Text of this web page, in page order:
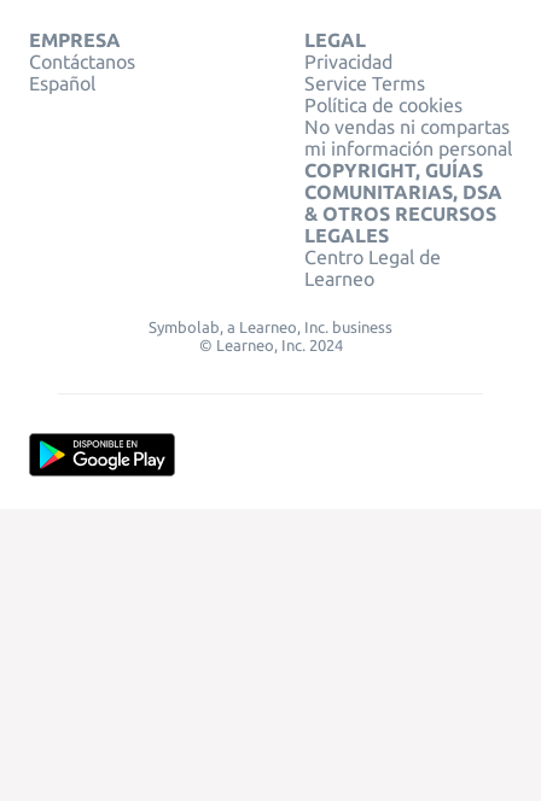
EMPRESA
Contáctanos
Español
LEGAL
Privacidad
Service Terms
Política de cookies
No vendas ni compartas
mi información personal
COPYRIGHT, GUÍAS
COMUNITARIAS, DSA
& OTROS RECURSOS
LEGALES
Centro Legal de
Learneo
Symbolab, a Learneo, Inc. business
© Learneo, Inc. 2024